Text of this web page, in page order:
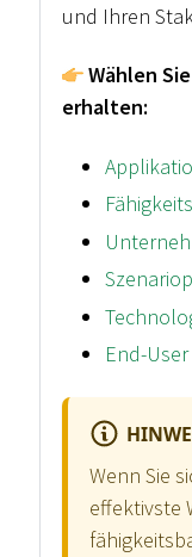
und Ihren
Wählen
erhalten:
End-
Wenn Sie
effektivste